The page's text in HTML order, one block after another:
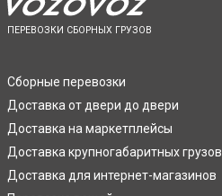
ПЕРЕВОЗКИ СБОРНЫХ ГРУЗОВ
Сборные перевозки
Доставка от двери до двери
Доставка на маркетплейсы
Доставка крупногабаритных грузов
Доставка для интернет-магазинов